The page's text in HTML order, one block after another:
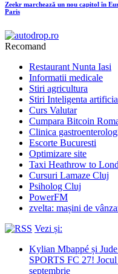
Zeekr marchează un nou capitol în
Paris
Recomand
Restaurant Nunta Iasi
Informatii medicale
Stiri agricultura
Stiri Inteligenta
Curs Valutar
Cumpara Bitcoin
Clinica
Escorte Bucuresti
Optimizare site
Taxi Heathrow to
Cursuri Lamaze Cluj
Psiholog Cluj
PowerFM
zvelta: mașini de
Vezi și:
Kylian Mbappé și
SPORTS FC 27!
septembrie